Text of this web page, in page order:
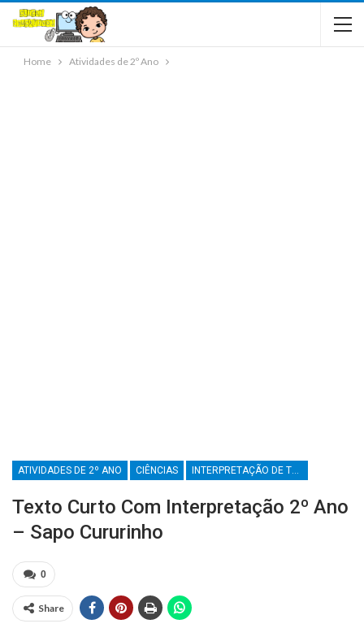
Home Atividades de 2º Ano
ATIVIDADES DE 2º ANO CIÊNCIAS INTERPRETAÇÃO DE TEXTO
Texto Curto Com Interpretação 2º Ano
– Sapo Cururinho
0
Share